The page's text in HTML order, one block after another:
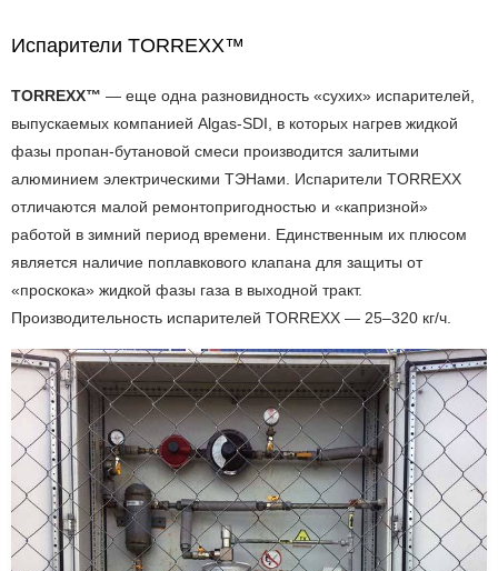
Испарители TORREXX™
TORREXX™ — еще одна разновидность «сухих» испарителей,
выпускаемых компанией Algas-SDI, в которых нагрев жидкой
фазы пропан-бутановой смеси производится залитыми
алюминием электрическими ТЭНами. Испарители TORREXX
отличаются малой ремонтопригодностью и «капризной»
работой в зимний период времени. Единственным их плюсом
является наличие поплавкового клапана для защиты от
«проскока» жидкой фазы газа в выходной тракт.
Производительность испарителей TORREXX — 25–320 кг/ч.